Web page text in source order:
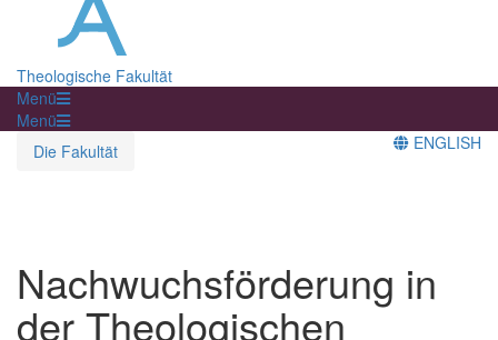
Theologische Fakultät
Menü
Menü
Die Fakultät
ENGLISH
Nachwuchsförderung in
der Theologischen